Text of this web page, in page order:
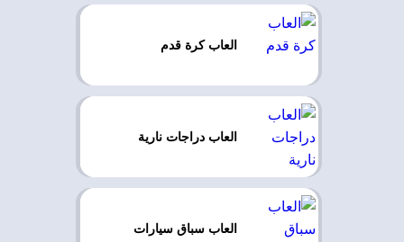
العاب كرة قدم
العاب دراجات نارية
العاب سباق سيارات